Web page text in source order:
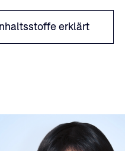
erklärt